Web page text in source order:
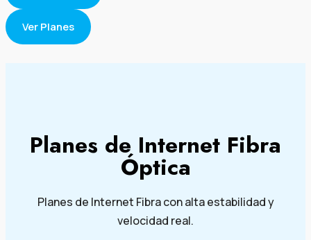
Ver Planes
Planes de Internet Fibra
Óptica
Planes de Internet Fibra con alta estabilidad y
velocidad real.